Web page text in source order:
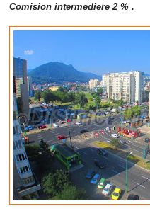
Comision intermediere 2 % .